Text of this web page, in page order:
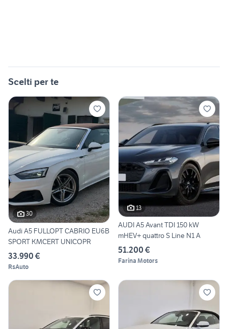
Scelti per te
30
Audi A5 FULLOPT CABRIO EU6B
SPORT KMCERT UNICOPR
33.990 €
RsAuto
13
AUDI A5 Avant TDI 150 kW
mHEV+ quattro S Line N1 A
51.200 €
Farina Motors